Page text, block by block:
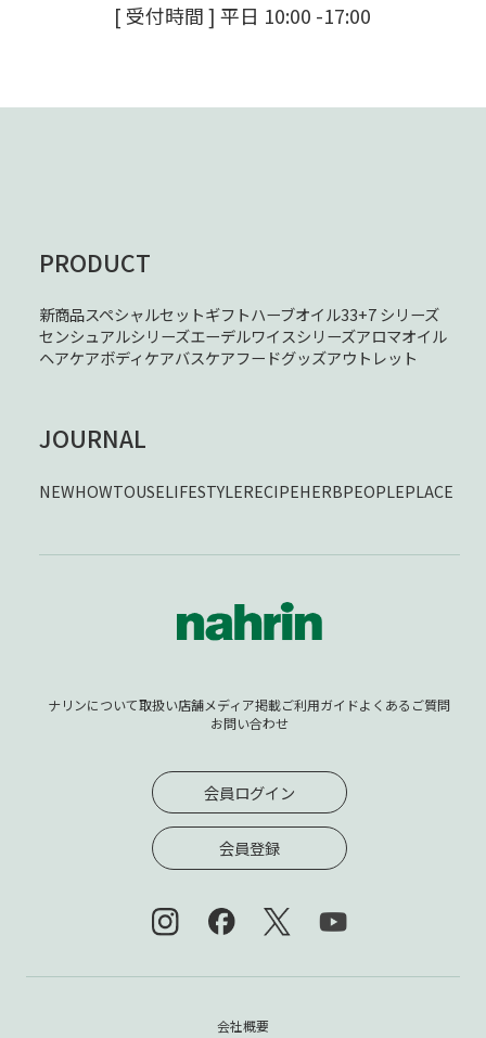
[ 受付時間 ] 平日 10:00 -17:00
PRODUCT
新商品スペシャルセットギフトハーブオイル33+7 シリーズ
センシュアルシリーズエーデルワイスシリーズアロマオイル
ヘアケアボディケアバスケアフードグッズアウトレット
JOURNAL
NEWHOWTOUSELIFESTYLERECIPEHERBPEOPLEPLACE
ナリンについて取扱い店舗メディア掲載ご利用ガイドよくあるご質問
お問い合わせ
会員ログイン
会員登録
会社概要